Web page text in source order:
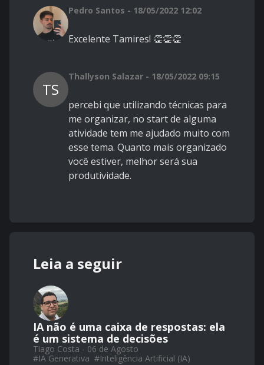
Pedro Santos - 18/05/2022 12:02
Excelente Tamires! 👏👏👏
TS
Thallyson Salazar - 18/05/2022 09:15
percebi que utilizando técnicas para
me organizar, no start de alguma
atividade tem me ajudado muito com
esse tema. Quanto mais organizado
você estiver, melhor será sua
produtividade.
Leia a seguir
IA não é uma caixa de respostas: ela
é um sistema de decisões
Tiago Costa - 06 de Agosto
#IA Generativa #Inteligência Artificial (IA)